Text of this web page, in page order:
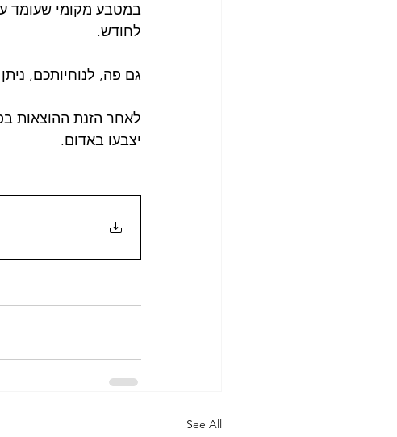
לחודש.
גם פה, לנוחיותכם,
יצבעו באדום.
See All